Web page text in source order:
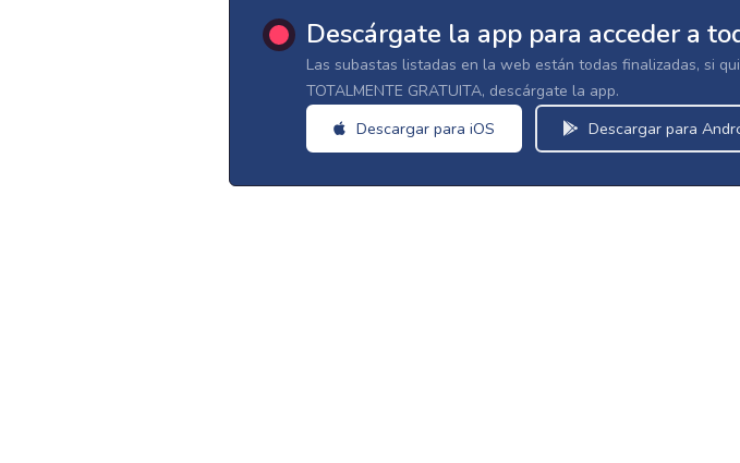
Descárgate la app para acceder a
Las subastas listadas en la web están todas finalizadas, si
TOTALMENTE GRATUITA, descárgate la app.
Descargar para iOS Descargar para